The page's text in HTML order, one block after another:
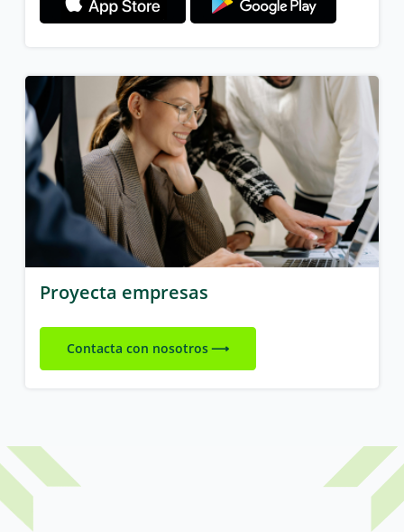
Proyecta empresas
Contacta con nosotros